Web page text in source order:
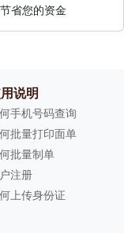
省您的资金
说明
手机号码查询
批量打印面单
批量制单
注册
上传身份证